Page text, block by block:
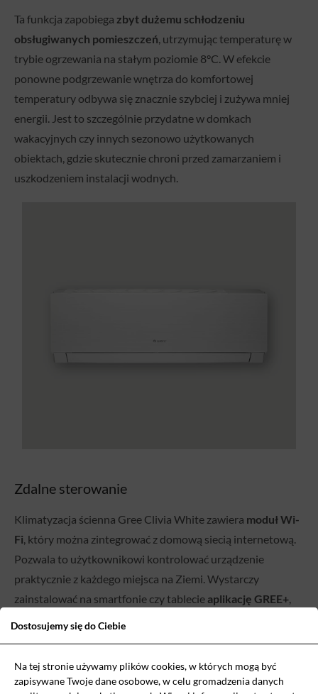
Ta funkcja zapobiega zbyt dużemu schłodzeniu
obsługiwanych pomieszczeń, utrzymując temperaturę w
trybie ogrzewania na stałym poziomie 8°C. W efekcie
ponowne podgrzewanie wnętrza do komfortowej
temperatury odbywa się znacznie szybciej i zużywa mniej
energii. Jest to szczególnie przydatne w domkach
wakacyjnych czy innych sezonowo użytkowanych
obiektach, gdzie skutecznie chroni przed zamarzaniem i
uszkodzeniem instalacji wodnych.
Zdalne sterowanie
Klimatyzacja ścienna Gree Clivia White zawiera moduł Wi-
Fi, który można zintegrować z domową siecią internetową.
Pozwala to użytkownikowi kontrolować urządzenie
praktycznie z każdego miejsca na Ziemi. Wystarczy
zainstalować na smartfonie czy tablecie aplikację GREE+,
zmniejszenie poziomu hałasu,
Dostosujemy się do Ciebie
Na tej stronie używamy plików cookies, w których mogą być
zapisywane Twoje dane osobowe, w celu gromadzenia danych